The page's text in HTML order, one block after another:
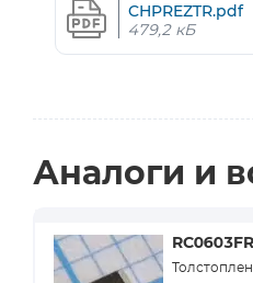
CHPREZTR.pdf
479,2 кБ
Аналоги и